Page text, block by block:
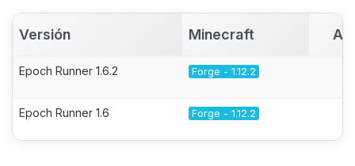
Versión Minecraft
Epoch Runner 1.6.2 Forge - 1.12.2
Epoch Runner 1.6 Forge - 1.12.2